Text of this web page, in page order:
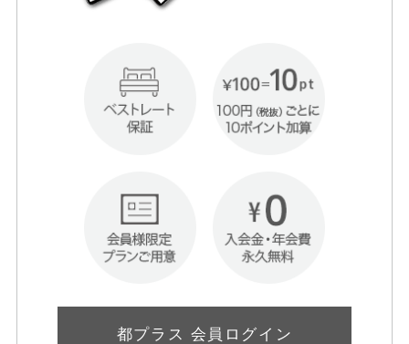
都プラス 会員ログイン